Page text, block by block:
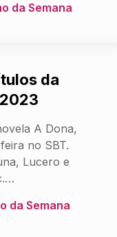
da Semana
da
A Dona,
no SBT.
Lucero e
da Semana